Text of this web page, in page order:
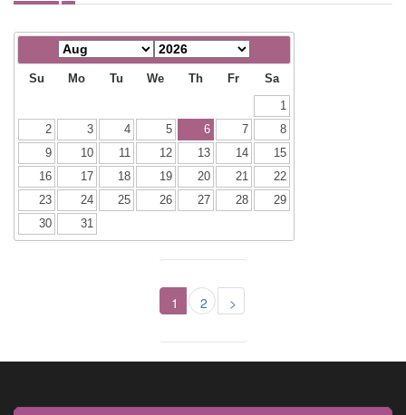
Su Mo Tu We Th Fr Sa
1
2
3 4 5 6 7
8
9
10 11 12 13 14
15
16
17 18 19 20 21
22
23
24 25 26 27 28
29
30
31
1 2 >